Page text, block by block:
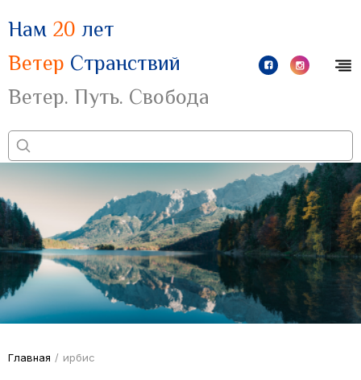
Нам 20 лет
Ветер Странствий
Ветер. Путь. Свобода
Главная / ирбис